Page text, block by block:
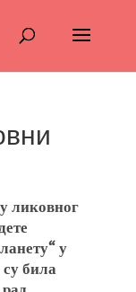
ликовног
у
била